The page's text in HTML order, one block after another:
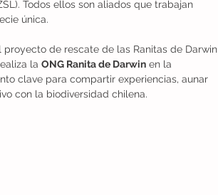
Todos ellos son aliados que trabajan
única.
proyecto de rescate de las Ranitas de Darwin
la ONG Ranita de Darwin en la
clave para compartir experiencias, aunar
con la biodiversidad chilena.